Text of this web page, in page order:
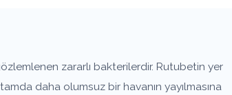
zararlı bakterilerdir. Rutubetin yer
daha olumsuz bir havanın yayılmasına